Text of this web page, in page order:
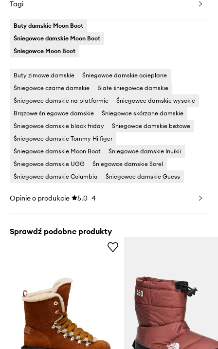
Tagi
Buty damskie Moon Boot
Śniegowce damskie Moon Boot
Śniegowce Moon Boot
Buty zimowe damskie
Śniegowce damskie ocieplane
Śniegowce czarne damskie
Białe śniegowce damskie
Śniegowce damskie na platformie
Śniegowce damskie wysokie
Brązowe śniegowce damskie
Śniegowce skórzane damskie
Śniegowce damskie black friday
Śniegowce damskie beżowe
Śniegowce damskie Tommy Hilfiger
Śniegowce damskie Moon Boot
Śniegowce damskie Inuikii
Śniegowce damskie UGG
Śniegowce damskie Sorel
Śniegowce damskie Columbia
Śniegowce damskie Guess
Opinie o produkcie 5.0 4
Sprawdź podobne produkty